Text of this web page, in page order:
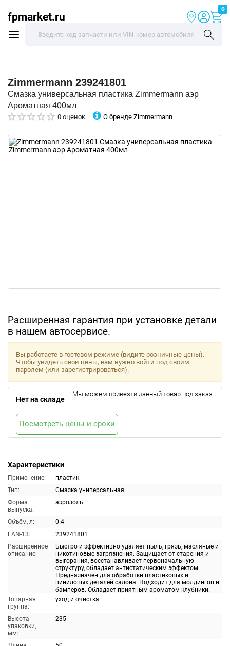
fpmarket.ru
0
Zimmermann 239241801
Смазка универсальная пластика Zimmermann аэр
Ароматная 400мл
0 оценок О бренде Zimmermann
Расширенная гарантия при установке детали
в нашем автосервисе.
Характеристики
Применение:
пластик
Тип:
Смазка универсальная
Форма
выпуска:
аэрозоль
Объём, л:
0.4
EAN-13:
239241801
Расширенное
описание:
Быстро и эффективно удаляет пыль, грязь, масляные и
никотиновые загрязнения. Защищает от старения и
выгорания, восстанавливает первоначальную
структуру, обладает антистатическим эффектом.
Предназначен для обработки пластиковых и
виниловых деталей салона. Подходит для молдингов и
бамперов. Обладает приятным ароматом клубники.
Товарная
группа:
уход и очистка
Высота
упаковки,
мм:
235
Вы работаете в гостевом режиме (видите розничные цены).
Чтобы увидеть свои цены, вам нужно войти под своим
паролем (или зарегистрироваться).
Нет на складе
Мы можем привезти данный товар под заказ.
Посмотреть цены и сроки